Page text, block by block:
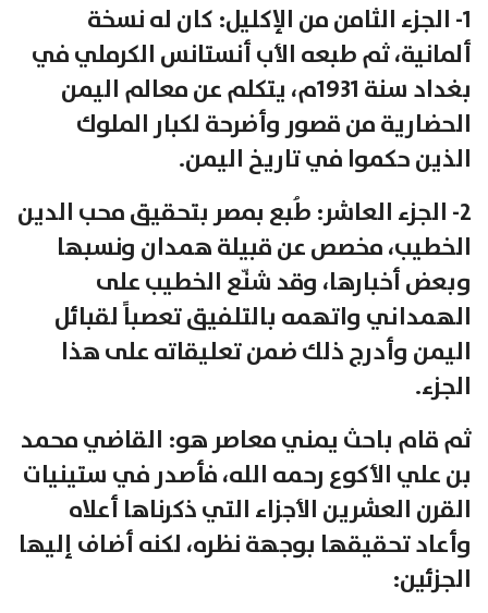
1- الجزء الثامن من الإكليل: كان له نسخة
ألمانية، ثم طبعه الأب أنستانس الكرملي في
بغداد سنة 1931م، يتكلم عن معالم اليمن
الحضارية من قصور وأضرحة لكبار الملوك
الذين حكموا في تاريخ اليمن.
2- الجزء العاشر: طُبع بمصر بتحقيق محب الدين
الخطيب، مخصص عن قبيلة همدان ونسبها
وبعض أخبارها، وقد شنّع الخطيب على
الهمداني واتهمه بالتلفيق تعصباً لقبائل
اليمن وأدرج ذلك ضمن تعليقاته على هذا
الجزء.
ثم قام باحث يمني معاصر هو: القاضي محمد
بن علي الأكوع رحمه الله، فأصدر في ستينيات
القرن العشرين الأجزاء التي ذكرناها أعلاه
وأعاد تحقيقها بوجهة نظره، لكنه أضاف إليها
الجزئين: